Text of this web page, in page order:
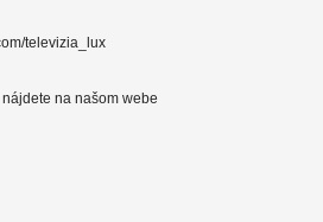
televizia_lux
na našom webe